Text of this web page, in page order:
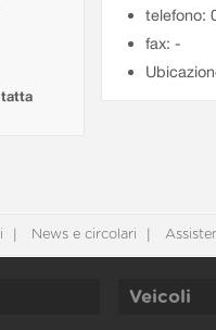
telefono:
fax: -
News e circolari
Veicoli